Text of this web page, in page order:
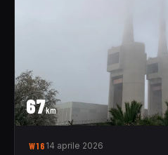
67km
W16 14 aprile 2026